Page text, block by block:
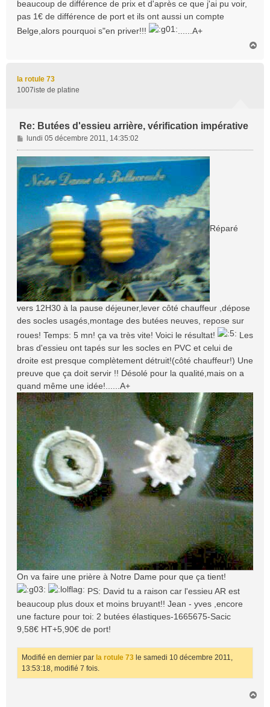
beaucoup de différence de prix et d'après ce que j'ai pu voir,
pas 1€ de différence de port et ils ont aussi un compte
Belge,alors pourquoi s"en priver!!!
......A+
la rotule 73
1007iste de platine
Re: Butées d'essieu arrière, vérification impérative
M
e
s
s
a
g
lundi 05 décembre 2011, 14:35:02
Réparé
vers 12H30 à la pause déjeuner,lever côté chauffeur ,dépose
des socles usagés,montage des butées neuves, repose sur
roues! Temps: 5 mn! ça va très vite! Voici le résultat!
Les
bras d'essieu ont tapés sur les socles en PVC et celui de
droite est presque complètement détruit!(côté chauffeur!) Une
preuve que ça doit servir !! Désolé pour la qualité,mais on a
quand même une idée!......A+
On va faire une prière à Notre Dame pour que ça tient!
PS: David tu a raison car l'essieu AR est
beaucoup plus doux et moins bruyant!! Jean - yves ,encore
une facture pour toi: 2 butées élastiques-1665675-Sacic
9,58€ HT+5,90€ de port!
Modifié en dernier par la rotule 73 le samedi 10 décembre 2011,
13:53:18, modifié 7 fois.